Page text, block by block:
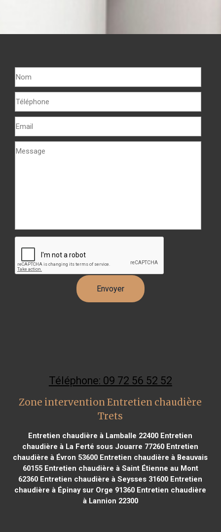
Téléphone: 09 72 56 52 52
Zone intervention Entretien chaudière
Trets
Entretien chaudière à Lamballe 22400 Entretien
chaudière à La Ferté sous Jouarre 77260 Entretien
chaudière à Évron 53600 Entretien chaudière à Beauvais
60155Entretien chaudière à Saint Étienne au Mont
62360 Entretien chaudière à Seysses 31600 Entretien
chaudière à Épinay sur Orge 91360 Entretien chaudière
à Lannion 22300